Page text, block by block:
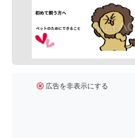
広告を非表示にする